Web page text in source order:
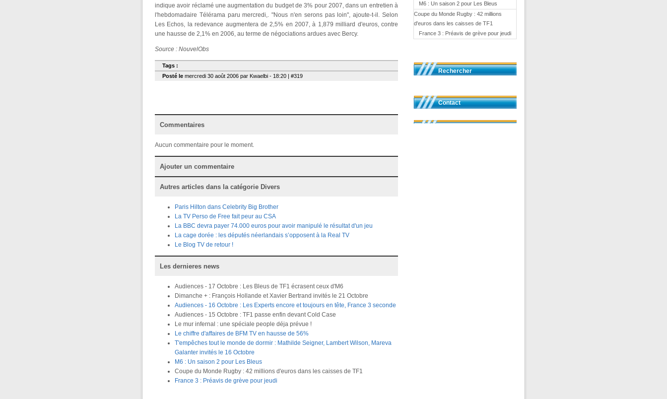
indique avoir réclamé une augmentation du budget de 3% pour 2007, dans un entretien à
l'hebdomadaire Télérama paru mercredi,. "Nous n'en serons pas loin", ajoute-t-il. Selon
Les Echos, la redevance augmentera de 2,5% en 2007, à 1,879 milliard d'euros, contre
une hausse de 2,1% en 2006, au terme de négociations ardues avec Bercy.
Source : NouvelObs
Tags :
Posté le mercredi 30 août 2006 par Kwaelbi - 18:20 | #319
Commentaires
Aucun commentaire pour le moment.
Ajouter un commentaire
Autres articles dans la catégorie Divers
Paris Hilton dans Celebrity Big Brother
La TV Perso de Free fait peur au CSA
La BBC devra payer 74.000 euros pour avoir manipulé le résultat d'un jeu
La cage dorée : les députés néerlandais s’opposent à la Real TV
Le Blog TV de retour !
Les dernieres news
Audiences - 17 Octobre : Les Bleus de TF1 écrasent ceux d'M6
Dimanche + : François Hollande et Xavier Bertrand invités le 21 Octobre
Audiences - 16 Octobre : Les Experts encore et toujours en tête, France 3 seconde
Audiences - 15 Octobre : TF1 passe enfin devant Cold Case
Le mur infernal : une spéciale people déja prévue !
Le chiffre d'affaires de BFM TV en hausse de 56%
T'empêches tout le monde de dormir : Mathilde Seigner, Lambert Wilson, Mareva
Galanter invités le 16 Octobre
M6 : Un saison 2 pour Les Bleus
Coupe du Monde Rugby : 42 millions d'euros dans les caisses de TF1
France 3 : Préavis de grève pour jeudi
M6 : Un saison 2 pour Les Bleus
Coupe du Monde Rugby : 42 millions
d'euros dans les caisses de TF1
France 3 : Préavis de grève pour jeudi
Rechercher
Contact